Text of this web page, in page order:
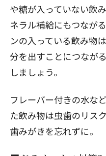
や糖が入っていない飲
ネラル補給にもつなが
ンの入っている飲み物
分を出すことにつなが
しましょう。
フレーバー付きの水な
た飲み物は虫歯のリス
歯みがきを忘れずに。